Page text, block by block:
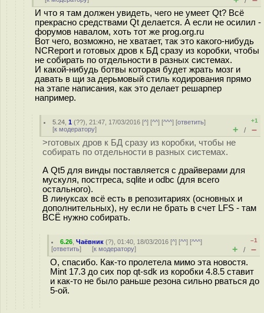
И что я там должен увидеть, чего не умеет Qt? Всё
прекрасно средствами Qt делается. А если не осилил -
форумов навалом, хоть тот же prog.org.ru
Вот чего, возможно, не хватает, так это какого-нибудь
NCReport и готовых дров к БД сразу из коробки, чтобы
не собирать по отдельности в разных системах.
И какой-нибудь ботвы которая будет жрать мозг и
давать в щи за дерьмовый стиль кодирования прямо
на этапе написания, как это делает решарпер
например.
5.24 ,1 (??), 21:47, 17/03/2016 [^] [^^] [^^^] [ответить]
[к модератору]
+1
+ / –
>готовых дров к БД сразу из коробки, чтобы не
собирать по отдельности в разных системах.
А Qt5 для винды поставляется с драйверами для
мускуля, постгреса, sqlite и odbc (для всего
остального).
В линуксах всё есть в репозитариях (основных и
дополнительных), ну если не брать в счет LFS - там
ВСЁ нужно собирать.
6.26 ,Чаёвник (?), 01:40, 18/03/2016 [^] [^^] [^^^]
[ответить] [к модератору]
–1
+ / –
О, спасибо. Как-то пролетела мимо эта новостя.
Mint 17.3 до сих пор qt-sdk из коробки 4.8.5 ставит
и как-то не было раньше резона сильно рваться до
5-ой.